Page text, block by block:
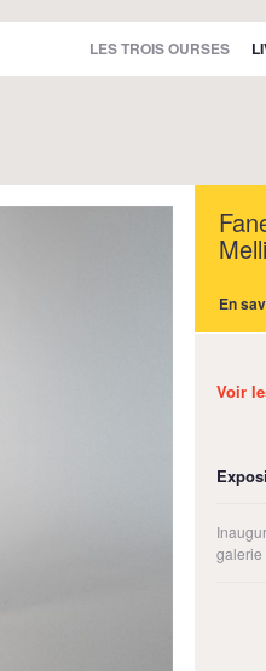
LES TROIS OURSES
En
Voir
galerie